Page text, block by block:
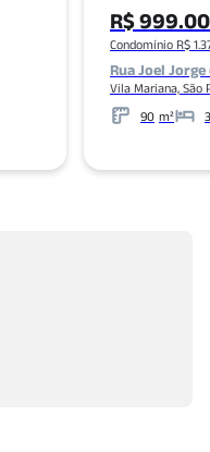
R$
Condomínio R$
Rua Joel
Vila Mariana, São
90 m²
Metros 3